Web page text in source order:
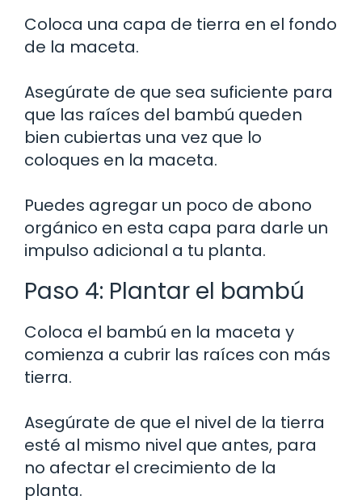
Coloca una capa de tierra en el fondo
de la maceta.
Asegúrate de que sea suficiente para
que las raíces del bambú queden
bien cubiertas una vez que lo
coloques en la maceta.
Puedes agregar un poco de abono
orgánico en esta capa para darle un
impulso adicional a tu planta.
Paso 4: Plantar el bambú
Coloca el bambú en la maceta y
comienza a cubrir las raíces con más
tierra.
Asegúrate de que el nivel de la tierra
esté al mismo nivel que antes, para
no afectar el crecimiento de la
planta.